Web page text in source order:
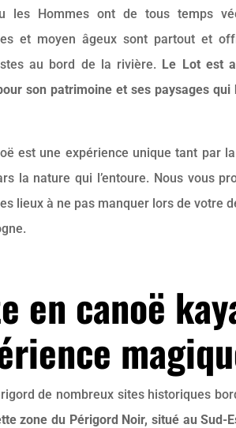
les Hommes ont de tous temps
et moyen âgeux sont partout et
au bord de la rivière. Le Lot est
son patrimoine et ses paysages qui
est une expérience unique tant par
la nature qui l’entoure. Nous vous
lieux à ne pas manquer lors de votre
en canoë
de nombreux sites historiques
zone du Périgord Noir, situé au